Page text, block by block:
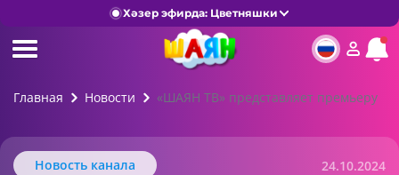
Хәзер эфирда: Цветняшки
Главная Новости «ШАЯН ТВ» представляет премьеру
Новость канала 24.10.2024